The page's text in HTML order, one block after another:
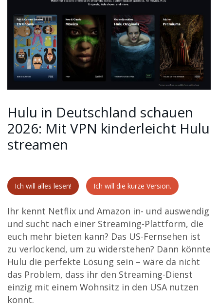
Hulu in Deutschland schauen
2026: Mit VPN kinderleicht Hulu
streamen
Ich will alles lesen! Ich will die kurze Version.
Ihr kennt Netflix und Amazon in- und auswendig
und sucht nach einer Streaming-Plattform, die
euch mehr bieten kann? Das US-Fernsehen ist
zu verlockend, um zu widerstehen? Dann könnte
Hulu die perfekte Lösung sein – wäre da nicht
das Problem, dass ihr den Streaming-Dienst
einzig mit einem Wohnsitz in den USA nutzen
könnt.